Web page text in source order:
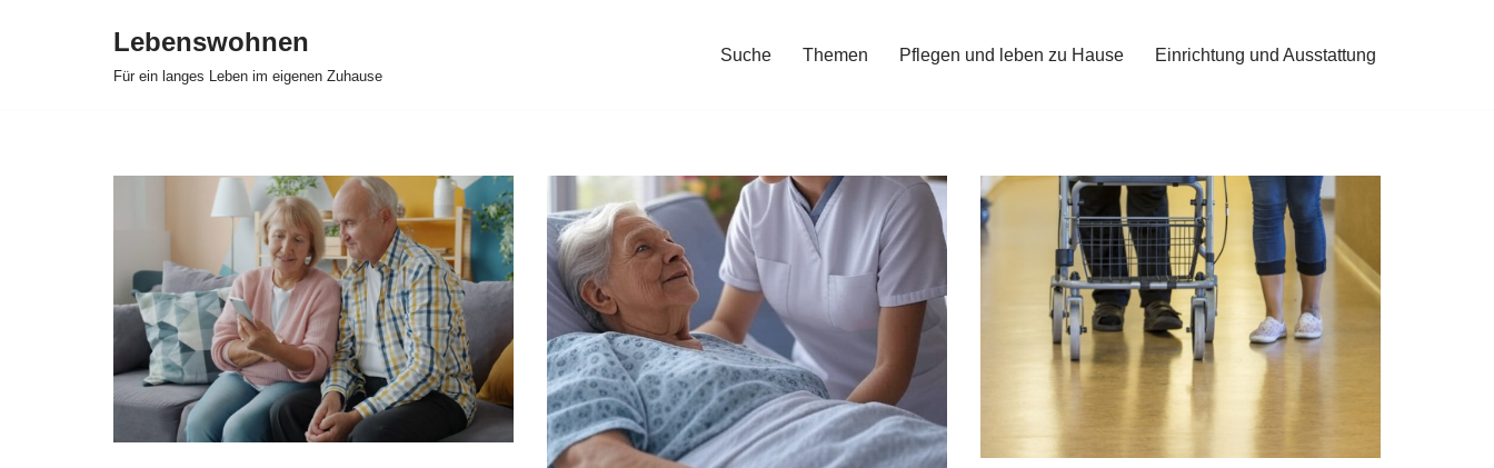
Lebenswohnen
Für ein langes Leben im eigenen Zuhause
Suche Themen Pflegen und leben zu Hause Einrichtung und Ausstattung